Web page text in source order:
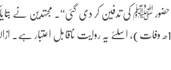
ﷺ کی تدفین کر دی گئی“۔ مجتہدین نے بتایا
بیٹا ہے (عروہ کی ولادت 23ھ اور 94ھ انتقال۔ ہشام 61ھ اور 146ھ وفات)، اسلئے یہ روایت ناقابل